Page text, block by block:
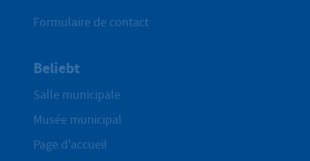
Formulaire de contact
Beliebt
Salle municipale
Musée municipal
Page d'accueil